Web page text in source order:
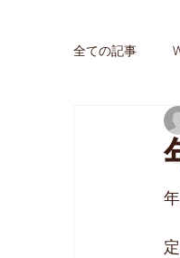
全ての記事
オープニン